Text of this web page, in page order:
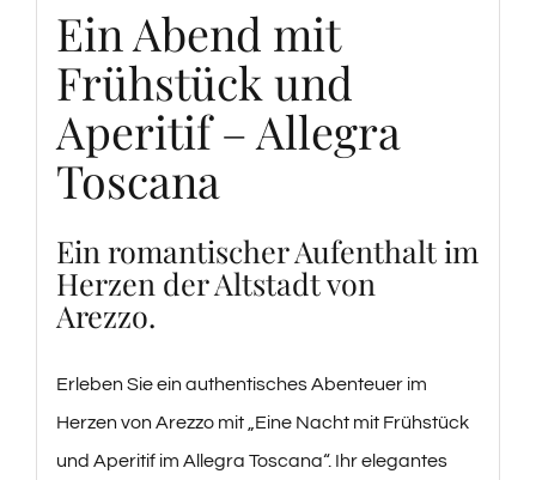
Ein Abend mit
Frühstück und
Aperitif – Allegra
Toscana
Ein romantischer Aufenthalt im
Herzen der Altstadt von
Arezzo.
Erleben Sie ein authentisches Abenteuer im
Herzen von Arezzo mit „Eine Nacht mit Frühstück
und Aperitif im Allegra Toscana“. Ihr elegantes